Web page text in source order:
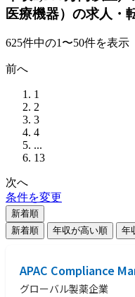
医療機器）の求人・
625件中の1〜50件を表示
前へ
1
2
3
4
...
13
次へ
条件を変更
新着順
新着順
年収が高い順 年
APAC Compliance
グローバル製薬企業